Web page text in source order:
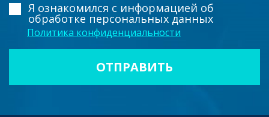
Я ознакомился с информацией об
обработке персональных данных
Политика конфиденциальности